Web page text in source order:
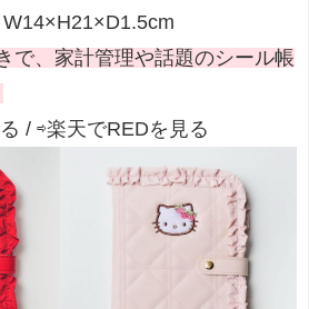
で、家計管理や話題のシール帳
/ ⇨楽天でREDを見る